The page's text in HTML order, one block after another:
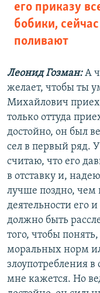
его приказу
бобики,
поливают
Леонид Гозман:А
желает, чтобы ты
Михайлович
только оттуда
достойно, он был
сел в первый ряд.
считаю, что его
в отставку и,
лучше поздно, чем
деятельности его
должно быть
того, чтобы
моральных норм
злоупотребления
мне кажется. Но